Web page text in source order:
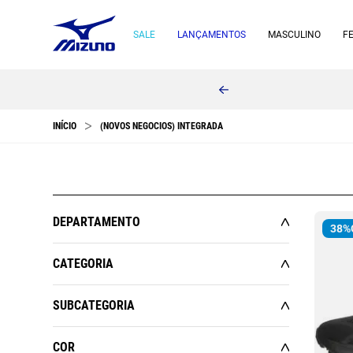
SALE LANÇAMENTOS MASCULINO
(NOVOS NEGOCIOS) INTEGRADA
DEPARTAMENTO
MASCULINO
FEMININO
CATEGORIA
ACESSÓRIOS
CALÇADOS
SUBCATEGORIA
COR
38%